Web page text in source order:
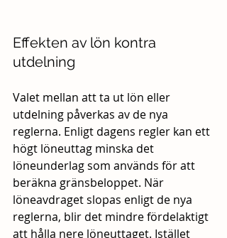
Effekten av lön kontra
utdelning
Valet mellan att ta ut lön eller
utdelning påverkas av de nya
reglerna. Enligt dagens regler kan ett
högt löneuttag minska det
löneunderlag som används för att
beräkna gränsbeloppet. När
löneavdraget slopas enligt de nya
reglerna, blir det mindre fördelaktigt
att hålla nere löneuttaget. Istället